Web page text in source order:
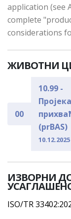
application (see
complete
considerations
ЖИВОТНИ
00
10.99 -
(prBAS)
10.12.2025
ИЗВОРНИ
ISO/TR